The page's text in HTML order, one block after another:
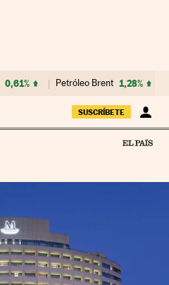
0,61% Petróleo Brent 1,28%
SUSCRÍBETE